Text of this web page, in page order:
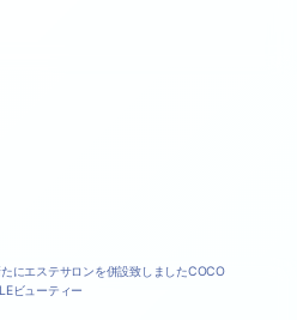
にエステサロンを併設致しましたCOCO
ビューティー